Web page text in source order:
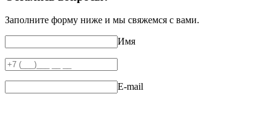
Заполните форму ниже и мы свяжемся с вами.
Имя
E-mail